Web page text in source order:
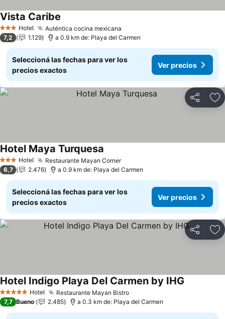
3 Estrellas
Hotel Auténtica cocina mexicana
Vista Caribe
7,2 1.129 a 0.9 km de: Playa del Carmen
Seleccioná las fechas para ver los
precios exactos
Ver precios
Compartir
3 Estrellas
Hotel Restaurante Mayan Corner
Hotel Maya Turquesa
6,7 2.476 a 0.9 km de: Playa del Carmen
Seleccioná las fechas para ver los
precios exactos
Ver precios
Compartir
5 Estrellas Hotel Restaurante Mayan Bistro
Hotel Indigo Playa Del Carmen by IHG
7,7 Bueno 2.485 a 0.3 km de: Playa del Carmen